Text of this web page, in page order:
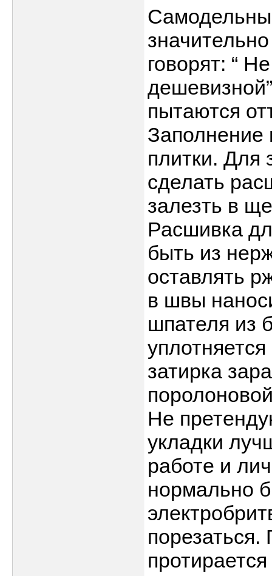
говорят: “
пытаются
Заполнение
плитки. Для
сделать
залезть в
Расшивка
быть из
оставлять
в швы
шпателя из
затирка
Не
укладки
работе и
нормально